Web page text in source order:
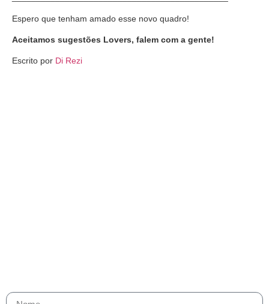
Espero que tenham amado esse novo quadro!
Aceitamos sugestões Lovers, falem com a gente!
Escrito por Di Rezi